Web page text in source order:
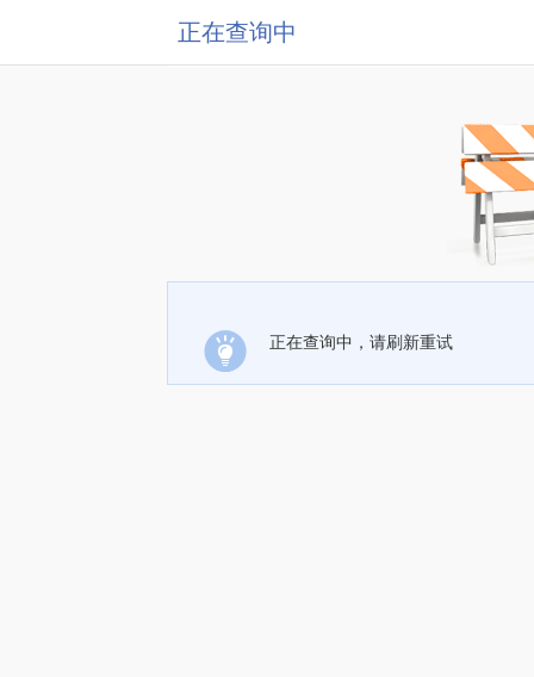
正在查询中
正在查询中，请刷新重试